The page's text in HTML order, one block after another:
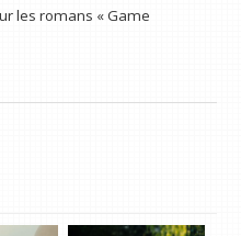
les romans « Game